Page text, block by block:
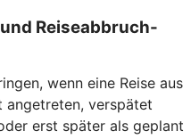
Reiseabbruch-
wenn eine Reise aus
angetreten, verspätet
erst später als geplant